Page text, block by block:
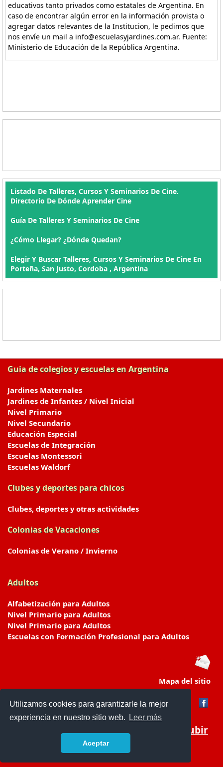
Utilizamos cookies para garantizarle la mejor
experiencia en nuestro sitio web.
Leer más
Aceptar
educativos tanto privados como estatales de Argentina. En
caso de encontrar algún error en la información provista o
agregar datos relevantes de la Institucion, le pedimos que
nos envíe un mail a info@escuelasyjardines.com.ar. Fuente:
Ministerio de Educación de la República Argentina.
Listado De Talleres, Cursos Y Seminarios De Cine.
Directorio De Dónde Aprender Cine
Guía De Talleres Y Seminarios De Cine
¿Cómo Llegar? ¿Dónde Quedan?
Elegir Y Buscar Talleres, Cursos Y Seminarios De Cine En
Porteña, San Justo, Cordoba , Argentina
Guia de colegios y escuelas en Argentina
Jardines Maternales
Jardines de Infantes / Nivel Inicial
Nivel Primario
Nivel Secundario
Educación Especial
Escuelas de Integración
Escuelas Montessori
Escuelas Waldorf
Clubes y deportes para chicos
Clubes, deportes y otras actividades
Colonias de Vacaciones
Colonias de Verano / Invierno
Adultos
Alfabetización para Adultos
Nivel Primario para Adultos
Nivel Primario para Adultos
Escuelas con Formación Profesional para Adultos
Mapa del sitio
Subir